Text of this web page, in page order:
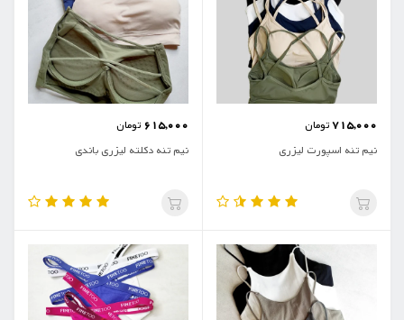
715,000تومان
نیم تنه اسپورت لیزری
615,000 تومان
نیم تنه دکلته لیزری باندی